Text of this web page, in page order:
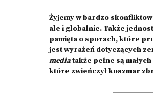
Żyjemy w bardzo
ale i globalnie. Także
pamięta o sporach, które
jest wyrażeń dotyczących
mediatakże pełne są
które zwieńczył koszmar